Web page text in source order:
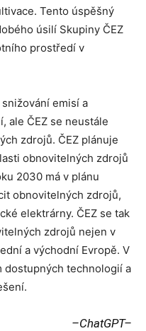
Tento úspěšný
úsilí Skupiny ČEZ
prostředí v
emisí a
ale ČEZ se neustále
zdrojů. ČEZ plánuje
obnovitelných zdrojů
2030 má v plánu
obnovitelných zdrojů,
elektrárny. ČEZ se tak
zdrojů nejen v
a východní Evropě. V
dostupných technologií a
–ChatGPT–